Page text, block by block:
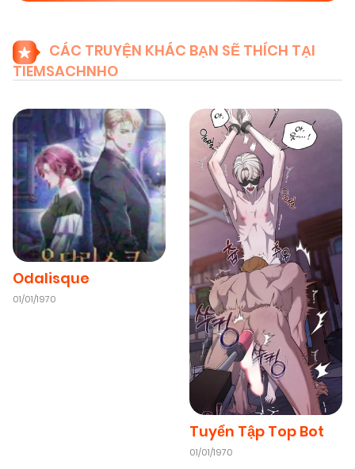
CÁC TRUYỆN KHÁC BẠN SẼ THÍCH TẠI
TIEMSACHNHO
Odalisque
01/01/1970
Tuyển Tập Top Bot
01/01/1970